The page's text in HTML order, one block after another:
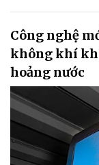
Công nghệ
không khí
hoảng nước